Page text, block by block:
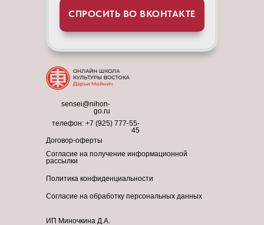
СПРОСИТЬ ВО ВКОНТАКТЕ
sensei@nihon-
go.ru
телефон: +7 (925) 777-55-
45
Договор-оферты
Согласие на получение информационной
рассылки
Согласие на обработку персональных данных
Политика конфиденциальности
ИП Миночкина Д.А.